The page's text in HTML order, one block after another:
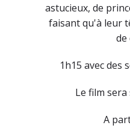
astucieux, de
faisant qu'à leur
de
1h15 avec des
Le film
A